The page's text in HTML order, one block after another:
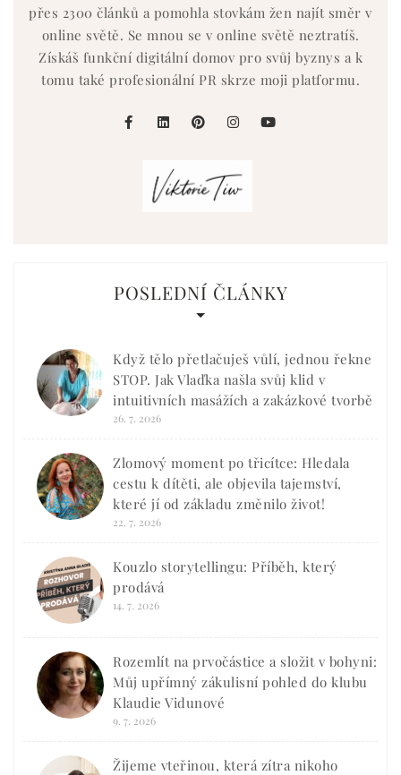
přes 2300 článků a pomohla stovkám žen najít směr v
online světě. Se mnou se v online světě neztratíš.
Získáš funkční digitální domov pro svůj byznys a k
tomu také profesionální PR skrze moji platformu.
POSLEDNÍ ČLÁNKY
Když tělo přetlačuješ vůlí, jednou řekne
STOP. Jak Vlaďka našla svůj klid v
intuitivních masážích a zakázkové tvorbě
26. 7. 2026
Zlomový moment po třicítce: Hledala
cestu k dítěti, ale objevila tajemství,
které jí od základu změnilo život!
22. 7. 2026
Kouzlo storytellingu: Příběh, který
prodává
14. 7. 2026
Rozemlít na prvočástice a složit v bohyni:
Můj upřímný zákulisní pohled do klubu
Klaudie Vidunové
9. 7. 2026
Žijeme vteřinou, která zítra nikoho